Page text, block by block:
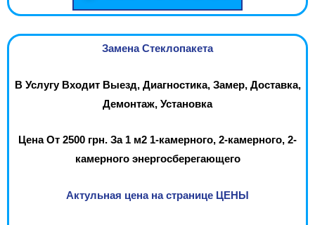
Замена Стеклопакета
В Услугу Входит Выезд, Диагностика, Замер, Доставка,
Демонтаж, Установка
Цена От 2500 грн. За 1 м2 1-камерного, 2-камерного, 2-
камерного энергосберегающего
Актульная цена на странице ЦЕНЫ